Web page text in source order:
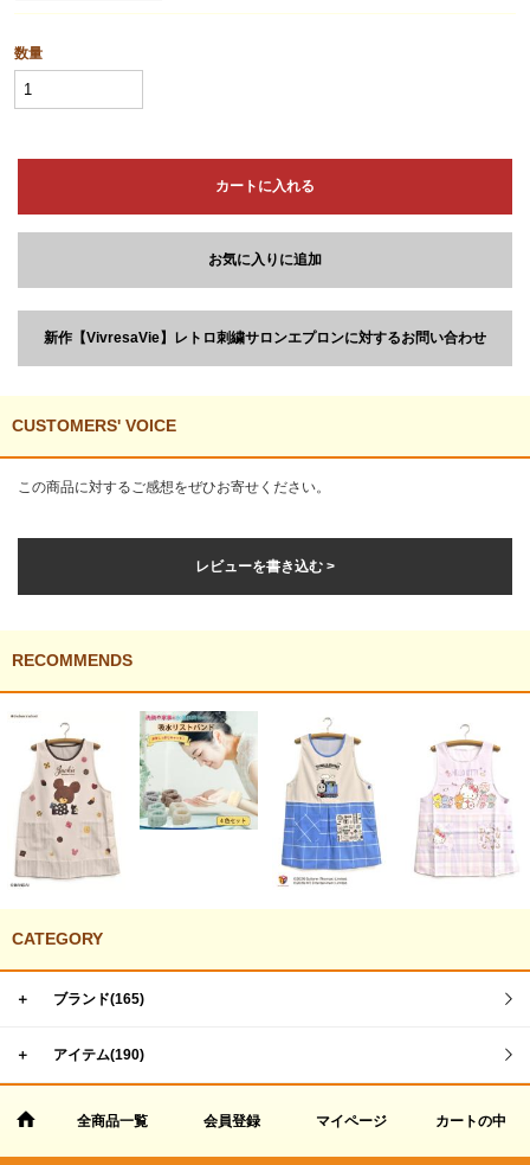
数量
カートに入れる
お気に入りに追加
新作【VivresaVie】レトロ刺繍サロンエプロンに対するお問い合わせ
CUSTOMERS' VOICE
この商品に対するご感想をぜひお寄せください。
レビューを書き込む >
RECOMMENDS
CATEGORY
＋ ブランド(165)
＋ アイテム(190)
全商品一覧 会員登録 マイページ カートの中